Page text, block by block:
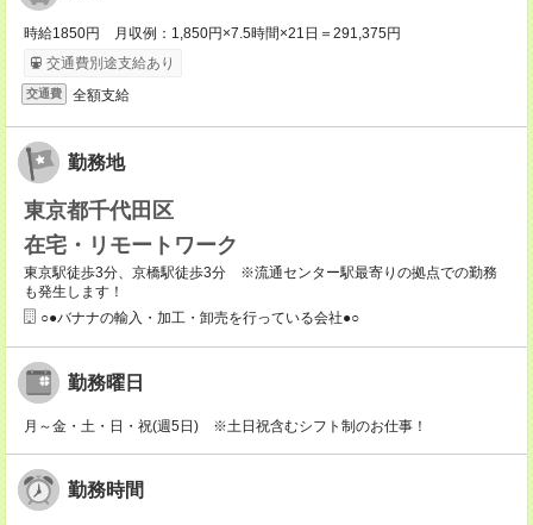
時給1850円 月収例：1,850円×7.5時間×21日＝291,375円
交通費別途支給あり
交通費 全額支給
勤務地
東京都千代田区
在宅・リモートワーク
東京駅徒歩3分、京橋駅徒歩3分 ※流通センター駅最寄りの拠点での勤務
も発生します！
○●バナナの輸入・加工・卸売を行っている会社●○
勤務曜日
月～金・土・日・祝(週5日) ※土日祝含むシフト制のお仕事！
勤務時間